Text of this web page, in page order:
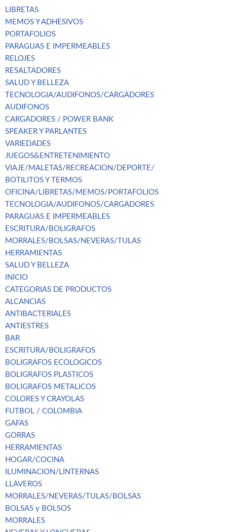
LIBRETAS
MEMOS Y ADHESIVOS
PORTAFOLIOS
PARAGUAS E IMPERMEABLES
RELOJES
RESALTADORES
SALUD Y BELLEZA
TECNOLOGIA/AUDIFONOS/CARGADORES
AUDIFONOS
CARGADORES / POWER BANK
SPEAKER Y PARLANTES
VARIEDADES
JUEGOS&ENTRETENIMIENTO
VIAJE/MALETAS/RECREACION/DEPORTE/
BOTILITOS Y TERMOS
OFICINA/LIBRETAS/MEMOS/PORTAFOLIOS
TECNOLOGIA/AUDIFONOS/CARGADORES
PARAGUAS E IMPERMEABLES
ESCRITURA/BOLIGRAFOS
MORRALES/BOLSAS/NEVERAS/TULAS
HERRAMIENTAS
SALUD Y BELLEZA
INICIO
CATEGORIAS DE PRODUCTOS
ALCANCIAS
ANTIBACTERIALES
ANTIESTRES
BAR
ESCRITURA/BOLIGRAFOS
BOLIGRAFOS ECOLOGICOS
BOLIGRAFOS PLASTICOS
BOLIGRAFOS METALICOS
COLORES Y CRAYOLAS
FUTBOL / COLOMBIA
GAFAS
GORRAS
HERRAMIENTAS
HOGAR/COCINA
ILUMINACION/LINTERNAS
LLAVEROS
MORRALES/NEVERAS/TULAS/BOLSAS
BOLSAS y BOLSOS
MORRALES